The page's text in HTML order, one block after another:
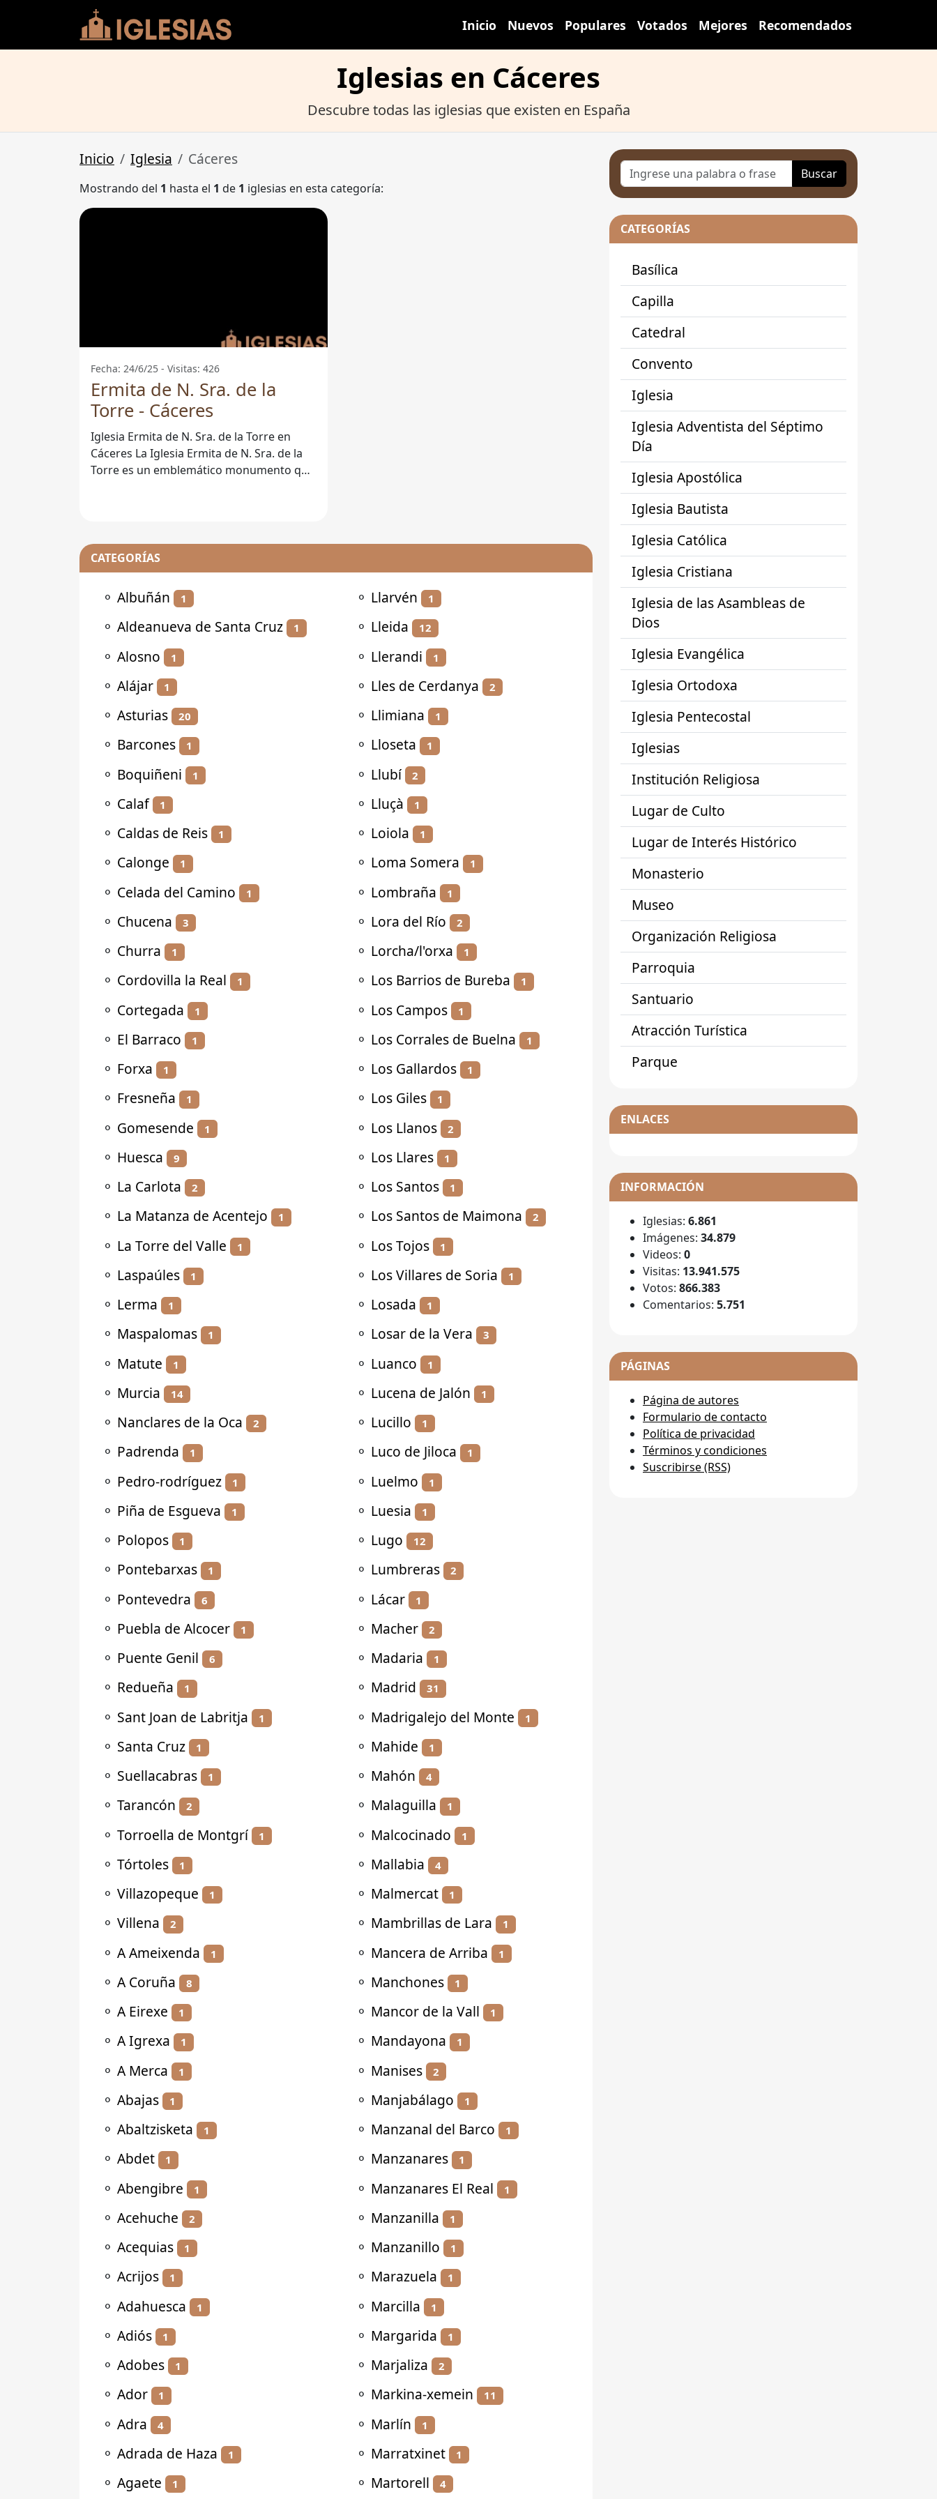
Inicio Nuevos Populares Votados Mejores Recomendados
Iglesias en Cáceres
Descubre todas las iglesias que existen en España
Inicio Iglesia Cáceres
Mostrando del 1 hasta el 1 de 1 iglesias en esta categoría:
Fecha: 24/6/25 - Visitas: 426
Ermita de N. Sra. de la
Torre - Cáceres
Iglesia Ermita de N. Sra. de la Torre en
Cáceres La Iglesia Ermita de N. Sra. de la
Torre es un emblemático monumento que
CATEGORÍAS
⚬ Albuñán 1
⚬ Aldeanueva de Santa Cruz 1
⚬ Alosno 1
⚬ Alájar 1
⚬ Asturias 20
⚬ Barcones 1
⚬ Boquiñeni 1
⚬ Calaf 1
⚬ Caldas de Reis 1
⚬ Calonge 1
⚬ Celada del Camino 1
⚬ Chucena 3
⚬ Churra 1
⚬ Cordovilla la Real 1
⚬ Cortegada 1
⚬ El Barraco 1
⚬ Forxa 1
⚬ Fresneña 1
⚬ Gomesende 1
⚬ Huesca 9
⚬ La Carlota 2
⚬ La Matanza de Acentejo 1
⚬ La Torre del Valle 1
⚬ Laspaúles 1
⚬ Lerma 1
⚬ Maspalomas 1
⚬ Matute 1
⚬ Murcia 14
⚬ Nanclares de la Oca 2
⚬ Padrenda 1
⚬ Pedro-rodríguez 1
⚬ Piña de Esgueva 1
⚬ Polopos 1
⚬ Pontebarxas 1
⚬ Pontevedra 6
⚬ Puebla de Alcocer 1
⚬ Puente Genil 6
⚬ Redueña 1
⚬ Sant Joan de Labritja 1
⚬ Santa Cruz 1
⚬ Suellacabras 1
⚬ Tarancón 2
⚬ Torroella de Montgrí 1
⚬ Tórtoles 1
⚬ Villazopeque 1
⚬ Villena 2
⚬ A Ameixenda 1
⚬ A Coruña 8
⚬ A Eirexe 1
⚬ A Igrexa 1
⚬ A Merca 1
⚬ Abajas 1
⚬ Abaltzisketa 1
⚬ Abdet 1
⚬ Abengibre 1
⚬ Acehuche 2
⚬ Acequias 1
⚬ Acrijos 1
⚬ Adahuesca 1
⚬ Adiós 1
⚬ Adobes 1
⚬ Ador 1
⚬ Adra 4
⚬ Adrada de Haza 1
⚬ Agaete 1
⚬ Llarvén 1
⚬ Lleida 12
⚬ Llerandi 1
⚬ Lles de Cerdanya 2
⚬ Llimiana 1
⚬ Lloseta 1
⚬ Llubí 2
⚬ Lluçà 1
⚬ Loiola 1
⚬ Loma Somera 1
⚬ Lombraña 1
⚬ Lora del Río 2
⚬ Lorcha/l'orxa 1
⚬ Los Barrios de Bureba 1
⚬ Los Campos 1
⚬ Los Corrales de Buelna 1
⚬ Los Gallardos 1
⚬ Los Giles 1
⚬ Los Llanos 2
⚬ Los Llares 1
⚬ Los Santos 1
⚬ Los Santos de Maimona 2
⚬ Los Tojos 1
⚬ Los Villares de Soria 1
⚬ Losada 1
⚬ Losar de la Vera 3
⚬ Luanco 1
⚬ Lucena de Jalón 1
⚬ Lucillo 1
⚬ Luco de Jiloca 1
⚬ Luelmo 1
⚬ Luesia 1
⚬ Lugo 12
⚬ Lumbreras 2
⚬ Lácar 1
⚬ Macher 2
⚬ Madaria 1
⚬ Madrid 31
⚬ Madrigalejo del Monte 1
⚬ Mahide 1
⚬ Mahón 4
⚬ Malaguilla 1
⚬ Malcocinado 1
⚬ Mallabia 4
⚬ Malmercat 1
⚬ Mambrillas de Lara 1
⚬ Mancera de Arriba 1
⚬ Manchones 1
⚬ Mancor de la Vall 1
⚬ Mandayona 1
⚬ Manises 2
⚬ Manjabálago 1
⚬ Manzanal del Barco 1
⚬ Manzanares 1
⚬ Manzanares El Real 1
⚬ Manzanilla 1
⚬ Manzanillo 1
⚬ Marazuela 1
⚬ Marcilla 1
⚬ Margarida 1
⚬ Marjaliza 2
⚬ Markina-xemein 11
⚬ Marlín 1
⚬ Marratxinet 1
⚬ Martorell 4
Buscar
CATEGORÍAS
Basílica
Capilla
Catedral
Convento
Iglesia
Iglesia Adventista del Séptimo
Día
Iglesia Apostólica
Iglesia Bautista
Iglesia Católica
Iglesia Cristiana
Iglesia de las Asambleas de
Dios
Iglesia Evangélica
Iglesia Ortodoxa
Iglesia Pentecostal
Iglesias
Institución Religiosa
Lugar de Culto
Lugar de Interés Histórico
Monasterio
Museo
Organización Religiosa
Parroquia
Santuario
Atracción Turística
Parque
ENLACES
INFORMACIÓN
Iglesias: 6.861
Imágenes: 34.879
Videos: 0
Visitas: 13.941.575
Votos: 866.383
Comentarios: 5.751
PÁGINAS
Página de autores
Formulario de contacto
Política de privacidad
Términos y condiciones
Suscribirse (RSS)